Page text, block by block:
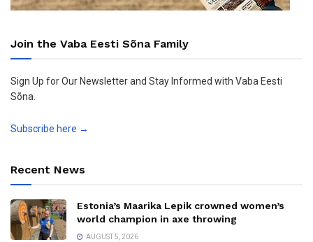
Join the Vaba Eesti Sõna Family
Sign Up for Our Newsletter and Stay Informed with Vaba Eesti
Sõna.
Subscribe here →
Recent News
Estonia’s Maarika Lepik crowned women’s
world champion in axe throwing
AUGUST 5, 2026